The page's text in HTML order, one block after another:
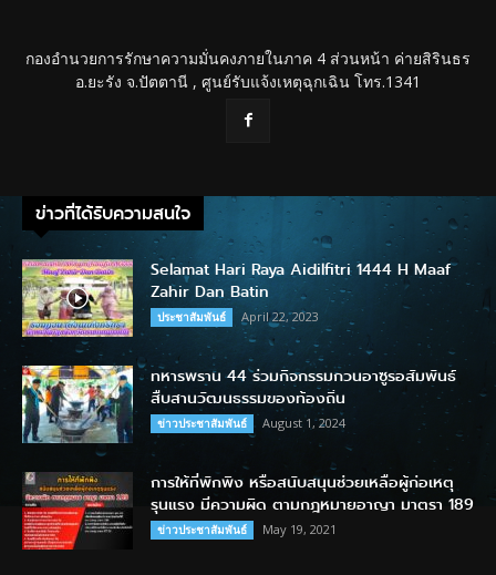
กองอำนวยการรักษาความมั่นคงภายในภาค 4 ส่วนหน้า ค่ายสิรินธร
อ.ยะรัง จ.ปัตตานี , ศูนย์รับแจ้งเหตุฉุกเฉิน โทร.1341
ข่าวที่ได้รับความสนใจ
Selamat Hari Raya Aidilfitri 1444 H Maaf
Zahir Dan Batin
ประชาสัมพันธ์ April 22, 2023
ทหารพราน 44 ร่วมกิจกรรมกวนอาซูรอสัมพันธ์
สืบสานวัฒนธรรมของท้องถิ่น
ข่าวประชาสัมพันธ์ August 1, 2024
การให้ที่พักพิง หรือสนับสนุนช่วยเหลือผู้ก่อเหตุ
รุนแรง มีความผิด ตามกฎหมายอาญา มาตรา 189
ข่าวประชาสัมพันธ์ May 19, 2021